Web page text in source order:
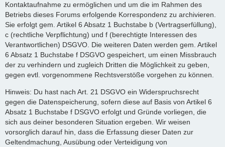
Kontaktaufnahme zu ermöglichen und um die im Rahmen des
Betriebs dieses Forums erfolgende Korrespondenz zu archivieren.
Sie erfolgt gem. Artikel 6 Absatz 1 Buchstabe b (Vertragserfüllung),
c (rechtliche Verpflichtung) und f (berechtigte Interessen des
Verantwortlichen) DSGVO. Die weiteren Daten werden gem. Artikel
6 Absatz 1 Buchstabe f DSGVO gespeichert, um einen Missbrauch
der zu verhindern und zugleich Dritten die Möglichkeit zu geben,
gegen evtl. vorgenommene Rechtsverstöße vorgehen zu können.
Hinweis: Du hast nach Art. 21 DSGVO ein Widerspruchsrecht
gegen die Datenspeicherung, sofern diese auf Basis von Artikel 6
Absatz 1 Buchstabe f DSGVO erfolgt und Gründe vorliegen, die
sich aus deiner besonderen Situation ergeben. Wir weisen
vorsorglich darauf hin, dass die Erfassung dieser Daten zur
Geltendmachung, Ausübung oder Verteidigung von